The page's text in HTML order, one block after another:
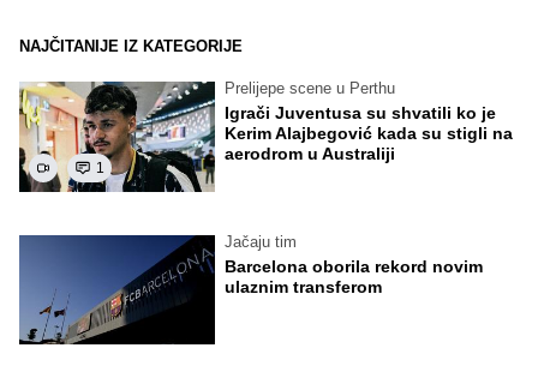
NAJČITANIJE IZ KATEGORIJE
1
Prelijepe scene u Perthu
Igrači Juventusa su shvatili ko je
Kerim Alajbegović kada su stigli na
aerodrom u Australiji
Jačaju tim
Barcelona oborila rekord novim
ulaznim transferom